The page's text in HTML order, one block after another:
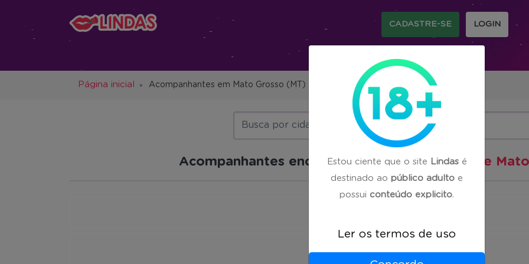
CADASTRE-SE LOGIN
Página inicial Acompanhantes em Mato Grosso (MT)
Acompanhantes encontradas em50 cidades de
Estou ciente que o site Lindasé
destinado ao público adulto e
possui conteúdo explicito.
Ler os termos de uso